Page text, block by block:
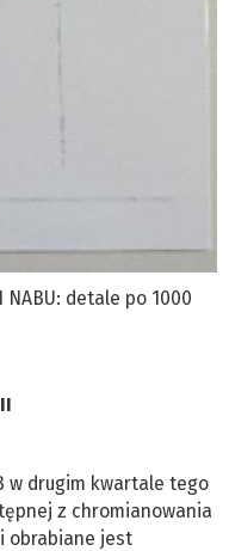
NABU: detale po 1000
w drugim kwartale tego
z chromianowania
obrabiane jest